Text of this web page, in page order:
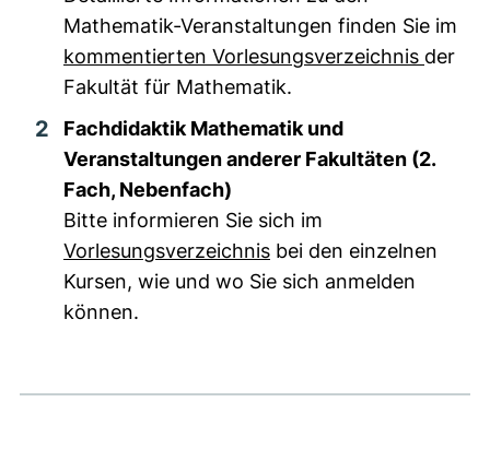
Mathematik-Veranstaltungen finden Sie im
kommentierten Vorlesungsverzeichnis der
Fakultät für Mathematik.
Fachdidaktik Mathematik und
Veranstaltungen anderer Fakultäten (2.
Fach, Nebenfach)
Bitte informieren Sie sich im
Vorlesungsverzeichnis bei den einzelnen
Kursen, wie und wo Sie sich anmelden
können.